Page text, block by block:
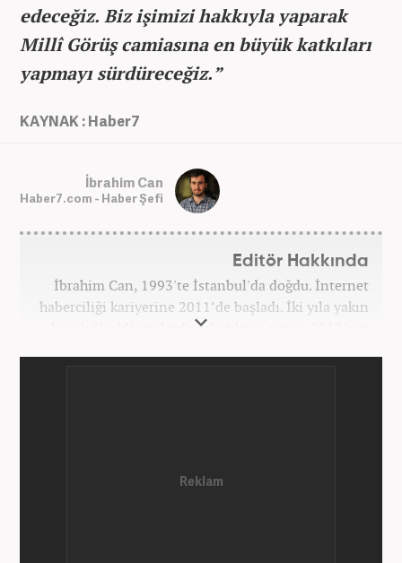
edeceğiz. Biz işimizi hakkıyla yaparak
Millî Görüş camiasına en büyük katkıları
yapmayı sürdüreceğiz.”
KAYNAK : Haber7
İbrahim Can
Haber7.com - Haber Şefi
Editör Hakkında
İbrahim Can, 1993'te İstanbul'da doğdu. İnternet
haberciliği kariyerine 2011’de başladı. İki yıla yakın
küçük ölçekli sitelerde çalıştıktan sonra, 2012'nin
Yeni Şafak'ta kültür sanat, eğitim ve siyaset alanları